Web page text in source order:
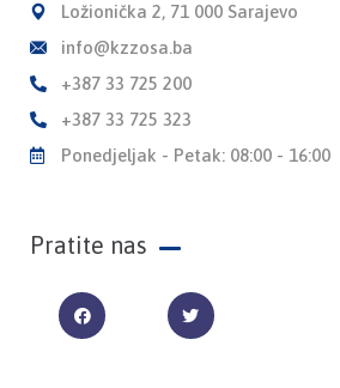
Ložionička 2, 71 000 Sarajevo
info@kzzosa.ba
+387 33 725 200
+387 33 725 323
Ponedjeljak - Petak: 08:00 - 16:00
Pratite nas